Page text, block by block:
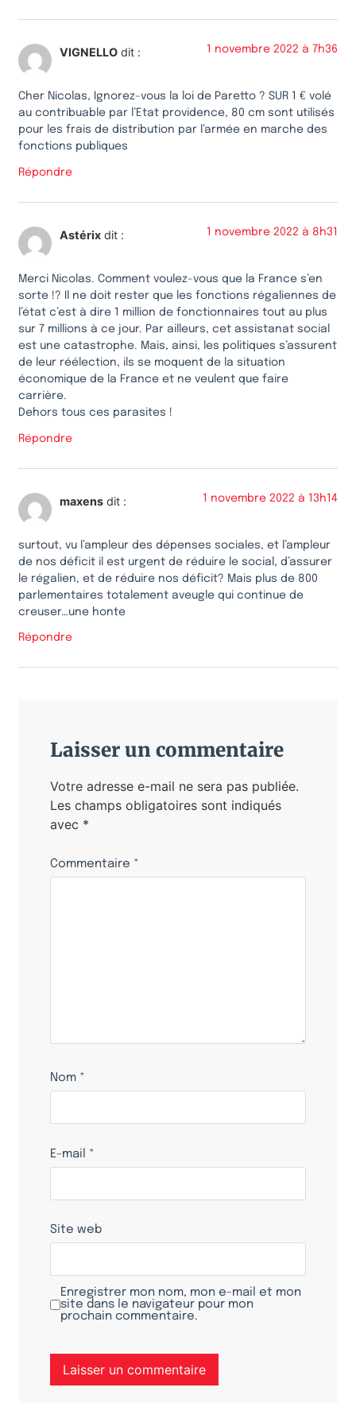
VIGNELLO dit : 1 novembre 2022 à 7h36
Cher Nicolas, Ignorez-vous la loi de Paretto ? SUR 1 € volé
au contribuable par l’Etat providence, 80 cm sont utilisés
pour les frais de distribution par l’armée en marche des
fonctions publiques
Répondre
Astérix dit : 1 novembre 2022 à 8h31
Merci Nicolas. Comment voulez-vous que la France s’en
sorte !? Il ne doit rester que les fonctions régaliennes de
l’état c’est à dire 1 million de fonctionnaires tout au plus
sur 7 millions à ce jour. Par ailleurs, cet assistanat social
est une catastrophe. Mais, ainsi, les politiques s’assurent
de leur réélection, ils se moquent de la situation
économique de la France et ne veulent que faire
carrière.
Dehors tous ces parasites !
Répondre
maxens dit : 1 novembre 2022 à 13h14
surtout, vu l’ampleur des dépenses sociales, et l’ampleur
de nos déficit il est urgent de réduire le social, d’assurer
le régalien, et de réduire nos déficit? Mais plus de 800
parlementaires totalement aveugle qui continue de
creuser…une honte
Répondre
Laisser un commentaire
Votre adresse e-mail ne sera pas publiée.
Les champs obligatoires sont indiqués
avec *
Commentaire *
Nom *
E-mail *
Site web
Enregistrer mon nom, mon e-mail et mon
site dans le navigateur pour mon
prochain commentaire.